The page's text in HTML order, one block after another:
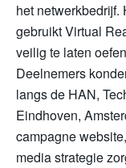
het netwerkbedrijf.
gebruikt Virtual
veilig te laten
Deelnemers
langs de HAN,
Eindhoven,
campagne
media strategie